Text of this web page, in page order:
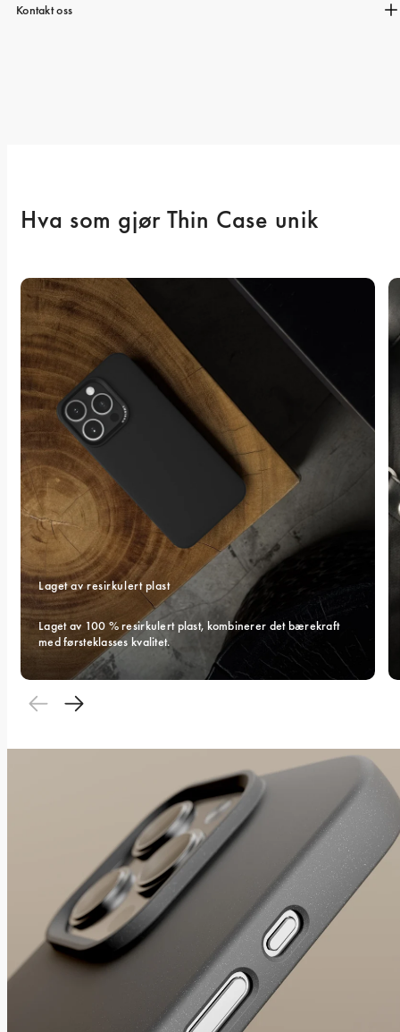
Kontakt oss
Hva som gjør Thin Case unik
Laget av resirkulert plast
Laget av 100 % resirkulert plast, kombinerer det bærekraft
med førsteklasses kvalitet.